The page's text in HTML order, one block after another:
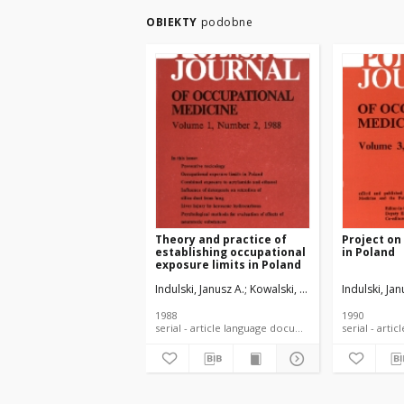
OBIEKTY podobne
Theory and practice of
establishing occupational
exposure limits in Poland
Indulski, Janusz A. Kowalski, Zbigniew Majka,
1988
serial - article language document
Project
in Poland
Indulski,
1990